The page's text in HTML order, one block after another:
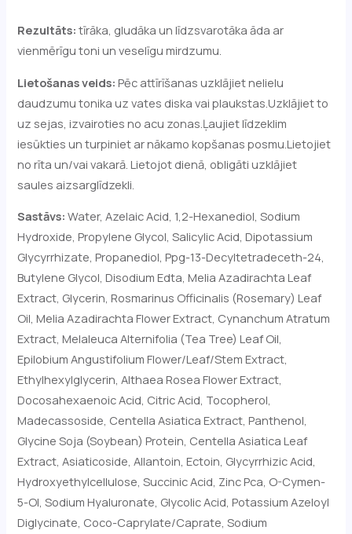
Rezultāts: tīrāka, gludāka un līdzsvarotāka āda ar
vienmērīgu toni un veselīgu mirdzumu.
Lietošanas veids:Pēc attīrīšanas uzklājiet nelielu
daudzumu tonika uz vates diska vai plaukstas.Uzklājiet to
uz sejas, izvairoties no acu zonas.Ļaujiet līdzeklim
iesūkties un turpiniet ar nākamo kopšanas posmu.Lietojiet
no rīta un/vai vakarā. Lietojot dienā, obligāti uzklājiet
saules aizsarglīdzekli.
Sastāvs: Water, Azelaic Acid, 1,2-Hexanediol, Sodium
Hydroxide, Propylene Glycol, Salicylic Acid, Dipotassium
Glycyrrhizate, Propanediol, Ppg-13-Decyltetradeceth-24,
Butylene Glycol, Disodium Edta, Melia Azadirachta Leaf
Extract, Glycerin, Rosmarinus Officinalis (Rosemary) Leaf
Oil, Melia Azadirachta Flower Extract, Cynanchum Atratum
Extract, Melaleuca Alternifolia (Tea Tree) Leaf Oil,
Epilobium Angustifolium Flower/Leaf/Stem Extract,
Ethylhexylglycerin, Althaea Rosea Flower Extract,
Docosahexaenoic Acid, Citric Acid, Tocopherol,
Madecassoside, Centella Asiatica Extract, Panthenol,
Glycine Soja (Soybean) Protein, Centella Asiatica Leaf
Extract, Asiaticoside, Allantoin, Ectoin, Glycyrrhizic Acid,
Hydroxyethylcellulose, Succinic Acid, Zinc Pca, O-Cymen-
5-Ol, Sodium Hyaluronate, Glycolic Acid, Potassium Azeloyl
Diglycinate, Coco-Caprylate/Caprate, Sodium